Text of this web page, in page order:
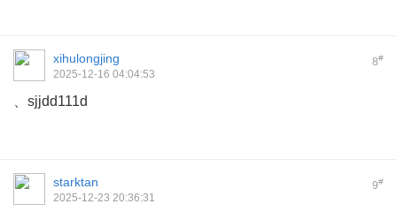
8#
xihulongjing
2025-12-16 04:04:53
、sjjdd111d
9#
starktan
2025-12-23 20:36:31